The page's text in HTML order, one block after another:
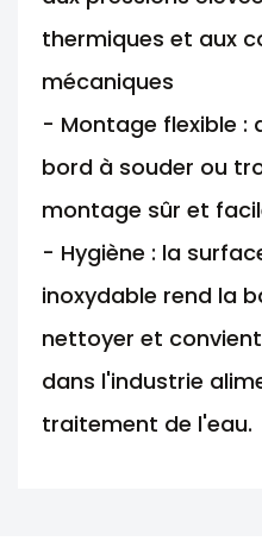
thermiques et aux
mécaniques
- Montage flexible :
bord à souder ou
montage sûr et
- Hygiène : la
inoxydable rend la
nettoyer et
dans l'industrie
traitement de l'eau.